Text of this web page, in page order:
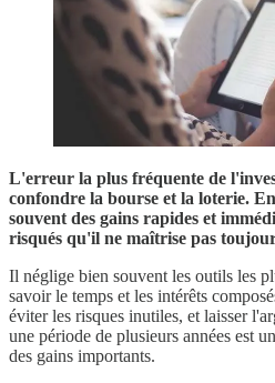
L'erreur la plus fréquente de
confondre la bourse et la loterie.
souvent des gains rapides et
risqués qu'il ne maîtrise pas
Il néglige bien souvent les outils les
savoir le temps et les intérêts
éviter les risques inutiles, et laisser
une période de plusieurs années est
des gains importants.